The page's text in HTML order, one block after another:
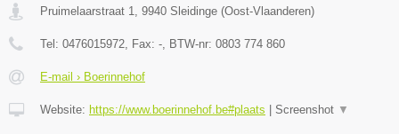
Pruimelaarstraat 1, 9940 Sleidinge (Oost-Vlaanderen)
Tel: 0476015972, Fax: -, BTW-nr: 0803 774 860
E-mail › Boerinnehof
Website: https://www.boerinnehof.be#plaats Screenshot ▼